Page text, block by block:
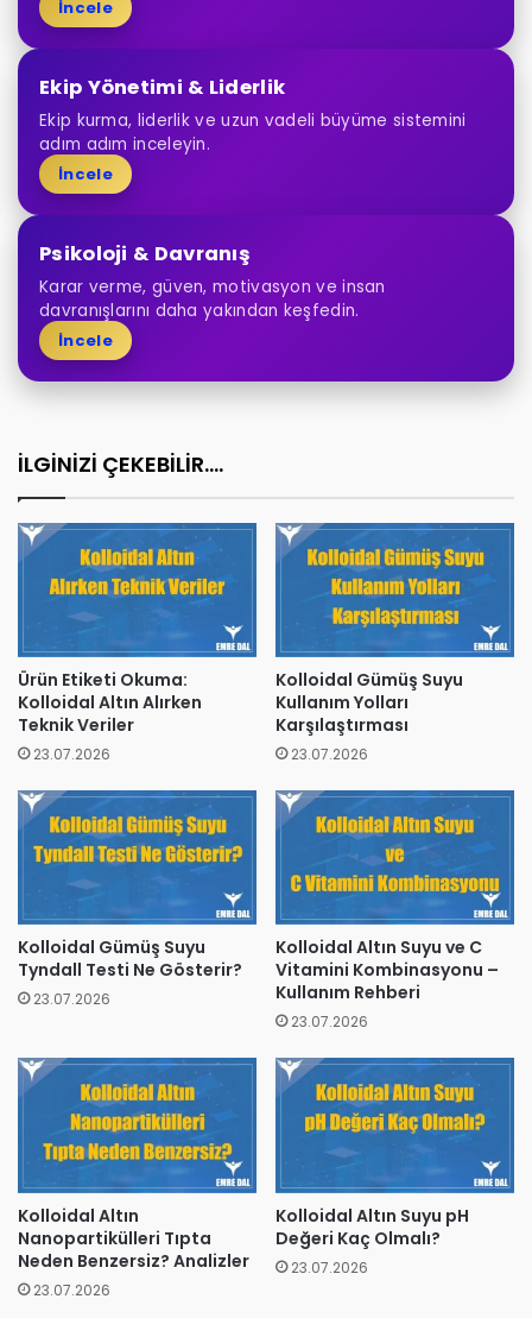
İncele
Ekip Yönetimi & Liderlik
Ekip kurma, liderlik ve uzun vadeli büyüme sistemini
adım adım inceleyin.
İncele
Psikoloji & Davranış
Karar verme, güven, motivasyon ve insan
davranışlarını daha yakından keşfedin.
İncele
İLGİNİZİ ÇEKEBİLİR....
Ürün Etiketi Okuma:
Kolloidal Altın Alırken
Teknik Veriler
23.07.2026
Kolloidal Gümüş Suyu
Kullanım Yolları
Karşılaştırması
23.07.2026
Kolloidal Gümüş Suyu
Tyndall Testi Ne Gösterir?
23.07.2026
Kolloidal Altın Suyu ve C
Vitamini Kombinasyonu –
Kullanım Rehberi
23.07.2026
Kolloidal Altın
Nanopartikülleri Tıpta
Neden Benzersiz? Analizler
23.07.2026
Kolloidal Altın Suyu pH
Değeri Kaç Olmalı?
23.07.2026